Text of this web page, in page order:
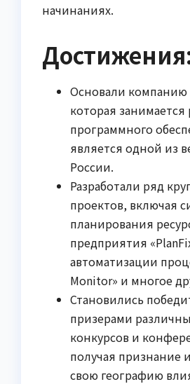
начинаниях.
Основали компанию
которая занимается
программного
является одной из
России.
Разработали ряд
проектов, включая
планирования
предприятия
автоматизации
Monitor» и многое
Становились
призерами
конкурсов и
получая признание
свою географию